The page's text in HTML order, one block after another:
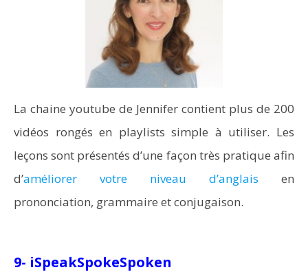
La chaine youtube de Jennifer contient plus de 200
vidéos rongés en playlists simple à utiliser. Les
leçons sont présentés d’une façon très pratique afin
d’améliorer votre niveau d’anglais en
prononciation, grammaire et conjugaison.
9- iSpeakSpokeSpoken